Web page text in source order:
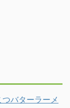
バターラーメ